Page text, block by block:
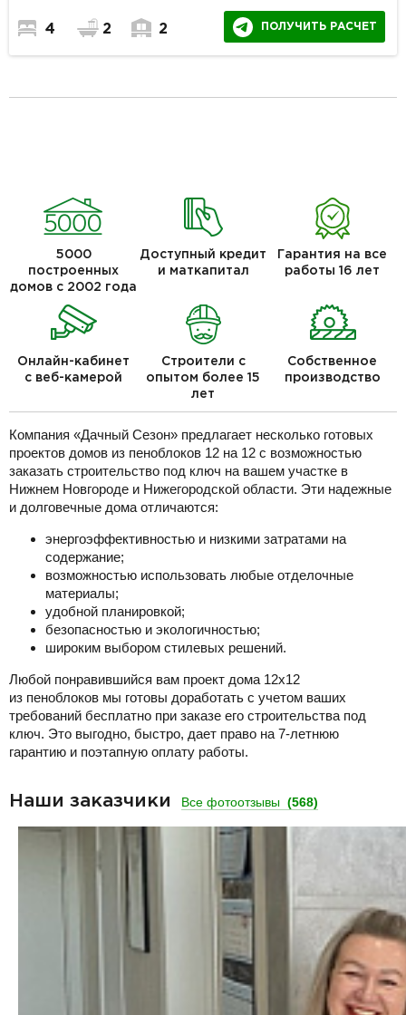
4 2 2 ПОЛУЧИТЬ РАСЧЕТ
5000
построенных
домов с 2002 года
Доступный кредит
и маткапитал
Гарантия на все
работы 16 лет
Онлайн-кабинет
с веб-камерой
Строители с
опытом более 15
лет
Собственное
производство
Компания «Дачный Сезон» предлагает несколько готовых
проектов домов из пеноблоков 12 на 12 с возможностью
заказать строительство под ключ на вашем участке в
Нижнем Новгороде и Нижегородской области. Эти надежные
и долговечные дома отличаются:
энергоэффективностью и низкими затратами на
содержание;
возможностью использовать любые отделочные
материалы;
удобной планировкой;
безопасностью и экологичностью;
широким выбором стилевых решений.
Любой понравившийся вам проект дома 12х12
из пеноблоков мы готовы доработать с учетом ваших
требований бесплатно при заказе его строительства под
ключ. Это выгодно, быстро, дает право на 7-летнюю
гарантию и поэтапную оплату работы.
Наши заказчики Все фотоотзывы (568)